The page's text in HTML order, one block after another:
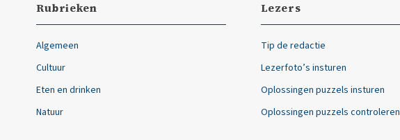
Rubrieken
Algemeen
Cultuur
Eten en drinken
Natuur
Lezers
Tip de redactie
Lezerfoto’s insturen
Oplossingen puzzels insturen
Oplossingen puzzels controleren